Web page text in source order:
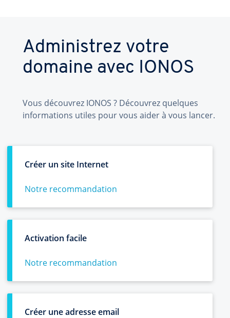
Administrez votre
domaine avec IONOS
Vous découvrez IONOS ? Découvrez quelques
informations utiles pour vous aider à vous lancer.
Créer un site Internet
Notre recommandation
Activation facile
Notre recommandation
Créer une adresse email